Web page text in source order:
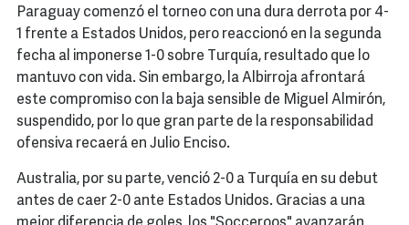
Paraguay comenzó el torneo con una dura derrota por 4-
1 frente a Estados Unidos, pero reaccionó en la segunda
fecha al imponerse 1-0 sobre Turquía, resultado que lo
mantuvo con vida. Sin embargo, la Albirroja afrontará
este compromiso con la baja sensible de Miguel Almirón,
suspendido, por lo que gran parte de la responsabilidad
ofensiva recaerá en Julio Enciso.
Australia, por su parte, venció 2-0 a Turquía en su debut
antes de caer 2-0 ante Estados Unidos. Gracias a una